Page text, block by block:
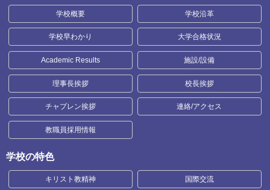
学校概要 学校沿革
学校早わかり 大学合格状況
Academic Results 施設/設備
理事長挨拶 校長挨拶
チャプレン挨拶 連絡/アクセス
教職員採用情報
学校の特色
キリスト教精神 国際交流